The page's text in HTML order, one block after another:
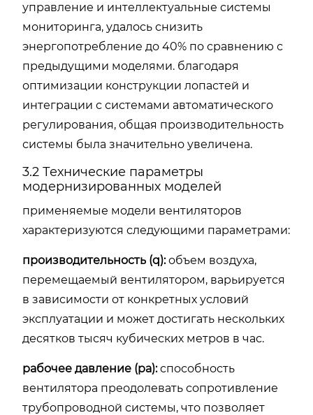
управление и интеллектуальные системы
мониторинга, удалось снизить
энергопотребление до 40% по сравнению с
предыдущими моделями. благодаря
оптимизации конструкции лопастей и
интеграции с системами автоматического
регулирования, общая производительность
системы была значительно увеличена.
3.2 Технические параметры
модернизированных моделей
применяемые модели вентиляторов
характеризуются следующими параметрами:
производительность (q):объем воздуха,
перемещаемый вентилятором, варьируется
в зависимости от конкретных условий
эксплуатации и может достигать нескольких
десятков тысяч кубических метров в час.
рабочее давление (pa):способность
вентилятора преодолевать сопротивление
трубопроводной системы, что позволяет